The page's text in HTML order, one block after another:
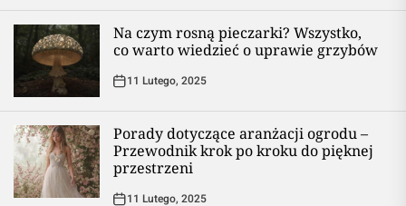
Na czym rosną pieczarki? Wszystko,
co warto wiedzieć o uprawie grzybów
11 Lutego, 2025
Porady dotyczące aranżacji ogrodu –
Przewodnik krok po kroku do pięknej
przestrzeni
11 Lutego, 2025